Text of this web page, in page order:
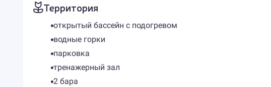
Территория
открытый бассейн с подогревом
водные горки
парковка
тренажерный зал
2 бара